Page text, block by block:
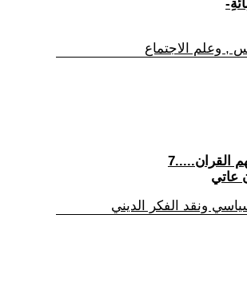
, وعلم الاجتماع
عاتي
ونقد الفكر الديني